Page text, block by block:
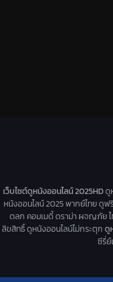
เว็บไซต์ดูหนังออนไลน์ 2025HDดู
หนังออนไลน์ 2025 พากย์ไทย ดู
ตลก คอมเมดี้ ดราม่า ผจญภัย ไ
ลิขสิทธิ์ ดูหนังออนไลน์ไม่กระตุกดู
ซีรี่